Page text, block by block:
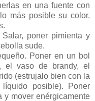
en una fuente con
más posible su color.
poner pimienta y
sude.
Poner en un bol
el vaso de brandy, el
(estrujalo bien con la
posible). Poner
y mover enérgicamente